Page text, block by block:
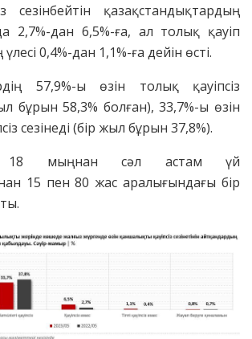
сезінбейтін қазақстандықтардың
2,7%-дан 6,5%-ға, ал толық қауіп
үлесі 0,4%-дан 1,1%-ға дейін өсті.
57,9%-ы өзін толық қауіпсіз
бұрын 58,3% болған), 33,7%-ы өзін
сезінеді (бір жыл бұрын 37,8%).
18 мыңнан сәл астам үй
15 пен 80 жас аралығындағы бір